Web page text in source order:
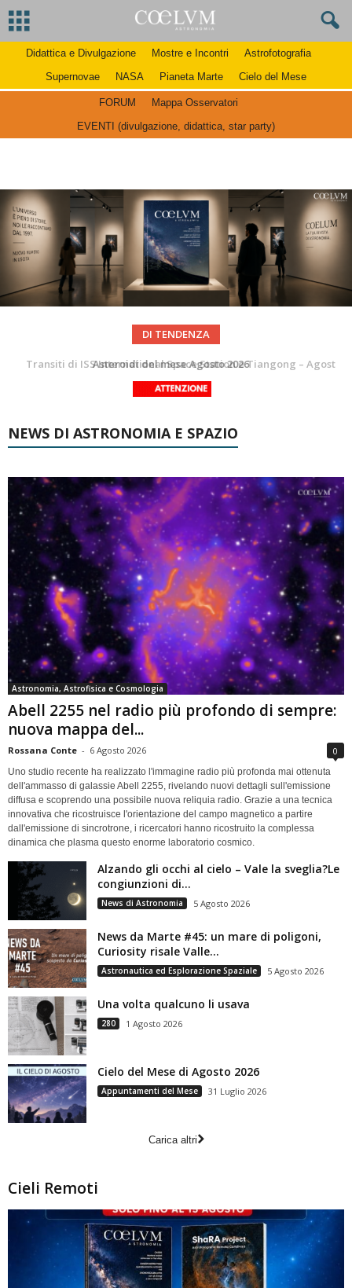
Didattica e Divulgazione Mostre e Incontri
Astrofotografia
Supernovae
NASA Pianeta Marte Cielo del Mese
FORUM
Mappa Osservatori
EVENTI (divulgazione, didattica, star party)
DI TENDENZA
Transiti di ISS International Space Station e Tiangong – Agosto 2026
La Luna del Mese – Agosto 2026
NEWS DI ASTRONOMIA E SPAZIO
Astronomia, Astrofisica e Cosmologia
Abell 2255 nel radio più profondo di sempre:
nuova mappa del...
Rossana Conte - 6 Agosto 2026 0
Uno studio recente ha realizzato l'immagine radio più profonda mai ottenuta
dell'ammasso di galassie Abell 2255, rivelando nuovi dettagli sull'emissione
diffusa e scoprendo una possibile nuova reliquia radio. Grazie a una tecnica
innovativa che ricostruisce l'orientazione del campo magnetico a partire
dall'emissione di sincrotrone, i ricercatori hanno ricostruito la complessa
dinamica che plasma questo enorme laboratorio cosmico.
Alzando gli occhi al cielo – Vale la sveglia?Le
congiunzioni di...
News di Astronomia 5 Agosto 2026
News da Marte #45: un mare di poligoni,
Curiosity risale Valle...
Astronautica ed Esplorazione Spaziale 5 Agosto 2026
Una volta qualcuno li usava
280 1 Agosto 2026
Cielo del Mese di Agosto 2026
Appuntamenti del Mese 31 Luglio 2026
Carica altri
Cieli Remoti